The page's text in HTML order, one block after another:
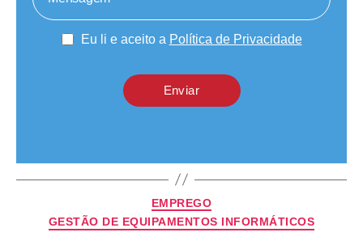
Eu li e aceito a Política de Privacidade
Enviar
EMPREGO
GESTÃO DE EQUIPAMENTOS INFORMÁTICOS